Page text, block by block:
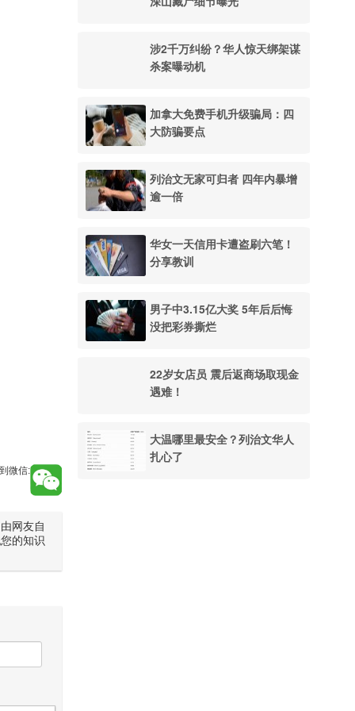
微信:
网友自
的知识
涉2千万纠纷？华人惊天绑架谋
杀案曝动机
加拿大免费手机升级骗局：四
大防骗要点
列治文无家可归者 四年内暴增
逾一倍
华女一天信用卡遭盗刷六笔！
分享教训
男子中3.15亿大奖 5年后后悔
没把彩券撕烂
22岁女店员 震后返商场取现金
遇难！
大温哪里最安全？列治文华人
扎心了